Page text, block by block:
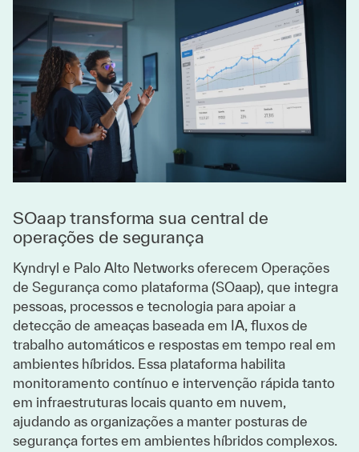
SOaap transforma sua central de
operações de segurança
Kyndryl e Palo Alto Networks oferecem Operações
de Segurança como plataforma (SOaap), que integra
pessoas, processos e tecnologia para apoiar a
detecção de ameaças baseada em IA, fluxos de
trabalho automáticos e respostas em tempo real em
ambientes híbridos. Essa plataforma habilita
monitoramento contínuo e intervenção rápida tanto
em infraestruturas locais quanto em nuvem,
ajudando as organizações a manter posturas de
segurança fortes em ambientes híbridos complexos.